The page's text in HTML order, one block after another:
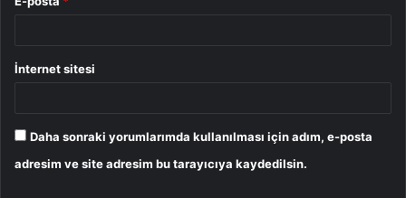
İnternet sitesi
Daha sonraki yorumlarımda kullanılması için adım, e-posta
adresim ve site adresim bu tarayıcıya kaydedilsin.